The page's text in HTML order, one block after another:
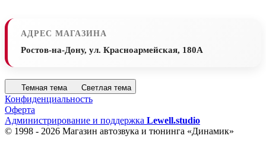
АДРЕС МАГАЗИНА
Ростов-на-Дону, ул. Красноармейская, 180А
Темная тема Светлая тема
Конфиденциальность
Оферта
Администрирование и поддержка Lewell.studio
© 1998 - 2026 Магазин автозвука и тюнинга «Динамик»